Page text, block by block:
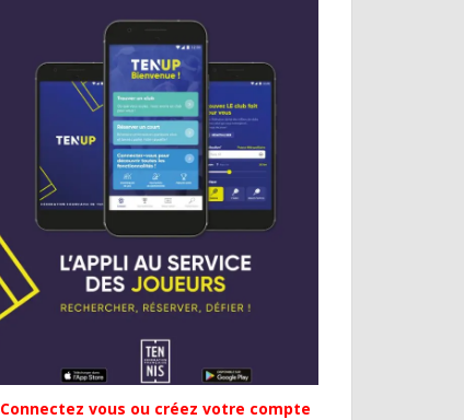
Connectez vous ou créez votre compte